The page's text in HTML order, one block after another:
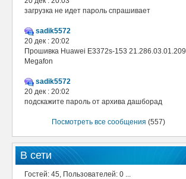
загрузка не идет пароль спрашивает
sadik5572
20 дек : 20:02
Прошивка Huawei E3372s-153 21.286.03.01.209
Megafon
sadik5572
20 дек : 20:02
подскажите пароль от архива дашборад
Посмотреть все сообщения (557)
В сети
Гостей: 45, Пользователей: 0 ...